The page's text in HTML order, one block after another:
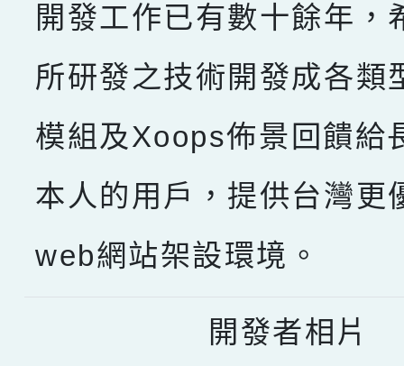
開發工作已有數十餘年，
所研發之技術開發成各類
模組及Xoops佈景回饋給
本人的用戶，提供台灣更
web網站架設環境。
開發者相片